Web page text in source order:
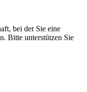
bei der Sie eine
Bitte unterstützen Sie